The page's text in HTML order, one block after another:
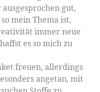
gut,
mein Thema ist,
immer neue
es so mich zu
freuen, allerdings
angetan, mit